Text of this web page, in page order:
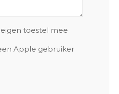
toestel mee
Apple gebruiker